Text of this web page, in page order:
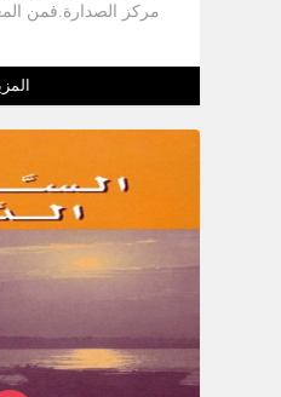
مركز الصدارة.فمن
والعالم المادّيّ. أمّا
ذلك، تعلن أنّ المادّة
أنّها عُنصر أساسيّ من
الشخص البشريّ،